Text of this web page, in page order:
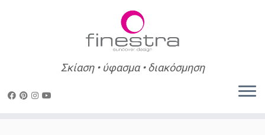
Σκίαση • ύφασμα • διακόσμηση